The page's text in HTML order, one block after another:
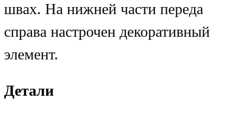
швах. На нижней части переда
справа настрочен декоративный
элемент.
Детали